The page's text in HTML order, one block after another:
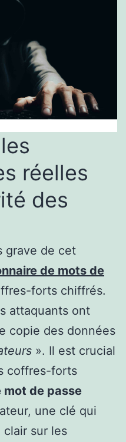
réelles
des
grave de cet
de mots de
forts chiffrés.
attaquants ont
copie des données
». Il est crucial
coffres-forts
mot de passe
une clé qui
clair sur les